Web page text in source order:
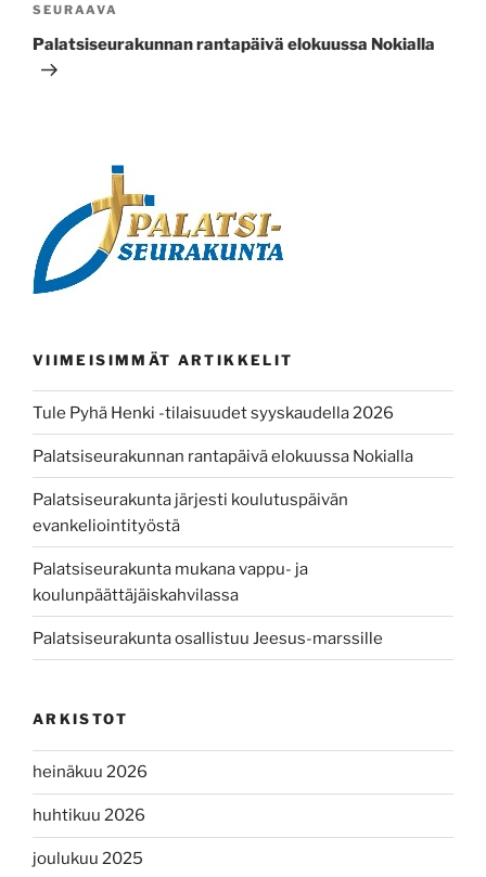
Seuraava
artikkeli
SEURAAVA
Palatsiseurakunnan rantapäivä elokuussa Nokialla
VIIMEISIMMÄT ARTIKKELIT
Tule Pyhä Henki -tilaisuudet syyskaudella 2026
Palatsiseurakunnan rantapäivä elokuussa Nokialla
Palatsiseurakunta järjesti koulutuspäivän
evankeliointityöstä
Palatsiseurakunta mukana vappu- ja
koulunpäättäjäiskahvilassa
Palatsiseurakunta osallistuu Jeesus-marssille
ARKISTOT
heinäkuu 2026
huhtikuu 2026
joulukuu 2025